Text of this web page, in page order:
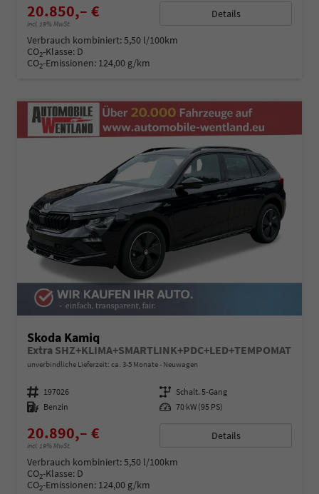
20.850,– €
incl. 19% MwSt.
Details
Verbrauch kombiniert:5,50 l/100km
CO2-Klasse: D
CO2-Emissionen: 124,00 g/km
Skoda Kamiq
Extra SHZ+KLIMA+SMARTLINK+PDC+LED+TEMPOMAT
unverbindliche Lieferzeit: ca. 3-5 Monate Neuwagen
Fahrzeugnummer 197026 Getriebe Schalt. 5-Gang
Kraftstoff Benzin Leistung 70 kW (95 PS)
20.890,– €
incl. 19% MwSt.
Details
Verbrauch kombiniert:5,50 l/100km
CO2-Klasse: D
CO2-Emissionen: 124,00 g/km